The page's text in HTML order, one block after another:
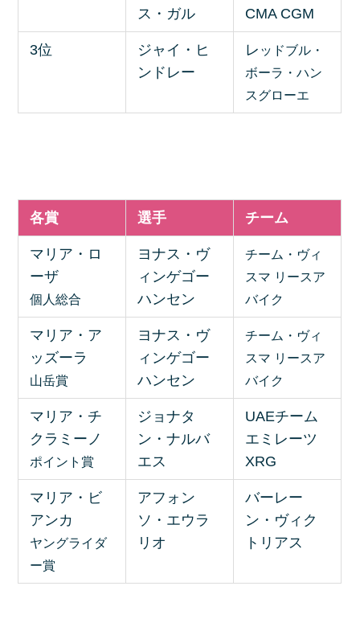
ス・ガル
CMA CGM
3位
ジャイ・ヒ
ンドレー
レ ッドブル・
ボーラ・ハン
スグローエ
各賞 選手 チーム
マリア・ロ
ーザ
個人総合
ヨナス・ヴ
ィンゲゴー
ハンセン
チーム・ヴィ
スマ リースア
バイク
マリア・ア
ッズーラ
山岳賞
ヨナス・ヴ
ィンゲゴー
ハンセン
チーム・ヴィ
スマ リースア
バイク
マリア・チ
クラミーノ
ポイント賞
ジョナタ
ン・ナルバ
エス
UAEチーム
エミレーツ
XRG
マリア・ビ
アンカ
ヤングライダ
ー賞
アフォン
ソ・エウラ
リオ
バーレー
ン・ヴィク
トリアス